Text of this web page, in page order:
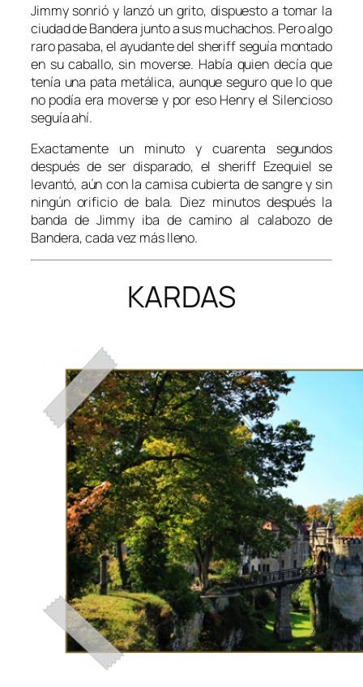
Jimmy sonrió y lanzó un grito, dispuesto a tomar la
ciudad de Bandera junto a sus muchachos. Pero algo
raro pasaba, el ayudante del sheriff seguía montado
en su caballo, sin moverse. Había quien decía que
tenía una pata metálica, aunque seguro que lo que
no podía era moverse y por eso Henry el Silencioso
seguía ahí.
Exactamente un minuto y cuarenta segundos
después de ser disparado, el sheriff Ezequiel se
levantó, aún con la camisa cubierta de sangre y sin
ningún orificio de bala. Diez minutos después la
banda de Jimmy iba de camino al calabozo de
Bandera, cada vez más lleno.
KARDAS